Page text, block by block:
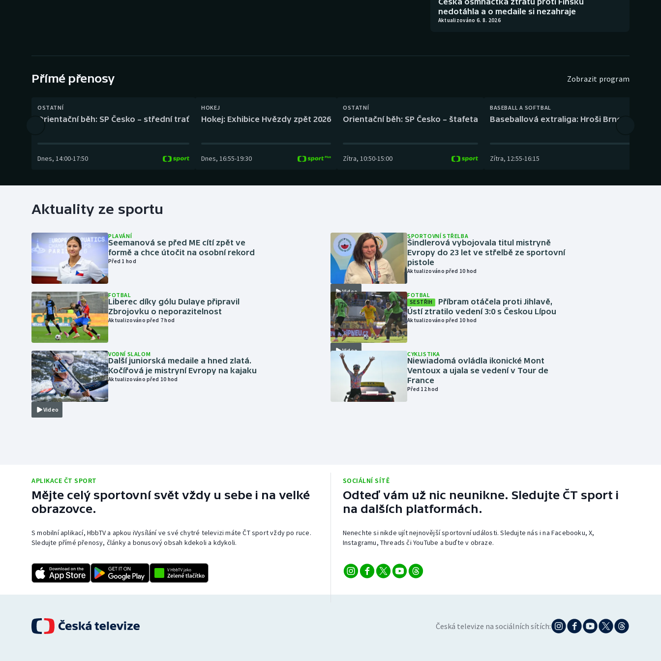
Gymnastika Plážový volejbal
nedotáhla a o medaile si nezahraje
Aktualizováno 6. 8. 2026
Přímé přenosy Zobrazit program
OSTATNÍ
Orientační běh: SP Česko – střední trať
Dnes, 14:00-17:50
HOKEJ
Hokej: Exhibice Hvězdy zpět 2026
Dnes, 16:55-19:30
OSTATNÍ
Orientační běh: SP Česko – štafeta
Zítra, 10:50-15:00
BASEBALL A SOFTBAL
Baseballová extraliga: Hroši Brno – Eagles
Zítra, 12:55-16:15
Aktuality ze sportu
PLAVÁNÍ
Seemanová se před ME cítí zpět ve
formě a chce útočit na osobní rekord
Před 1 hod
FOTBAL
Liberec díky gólu Dulaye připravil
Zbrojovku o neporazitelnost
Aktualizováno před 7 hod
Video
VODNÍ SLALOM
Další juniorská medaile a hned zlatá.
Kočířová je mistryní Evropy na kajaku
Aktualizováno před 10 hod
Video
SPORTOVNÍ STŘELBA
Šindlerová vybojovala titul mistryně
Evropy do 23 let ve střelbě ze sportovní
pistole
Aktualizováno před 10 hod
Video
FOTBAL
SESTŘIH
Příbram otáčela proti Jihlavě,
Ústí ztratilo vedení 3:0 s Českou Lípou
Aktualizováno před 10 hod
CYKLISTIKA
Niewiadomá ovládla ikonické Mont
Ventoux a ujala se vedení v Tour de
France
Před 12 hod
APLIKACE ČT SPORT
Mějte celý sportovní svět vždy u sebe i na velké
obrazovce.
S mobilní aplikací, HbbTV a apkou iVysílání ve své chytré televizi máte ČT sport vždy po ruce.
Sledujte přímé přenosy, články a bonusový obsah kdekoli a kdykoli.
SOCIÁLNÍ SÍTĚ
Odteď vám už nic neunikne. Sledujte ČT sport i
na dalších platformách.
Nenechte si nikde ujít nejnovější sportovní události. Sledujte nás i na Facebooku, X,
Instagramu, Threads či YouTube a buďte v obraze.
Česká televize na sociálních sítích: